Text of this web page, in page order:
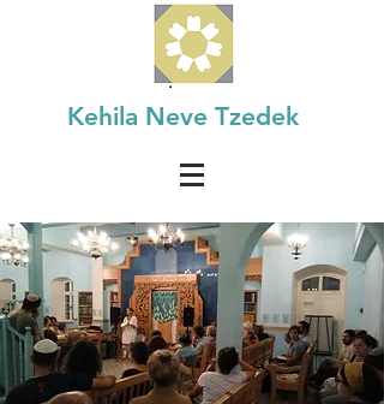
Kehila Neve Tzedek